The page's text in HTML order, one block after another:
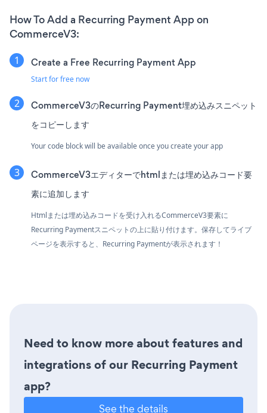
How To Add a Recurring Payment App on
CommerceV3:
Create a Free Recurring Payment App
Start for free now
CommerceV3のRecurring Payment埋め込みスニペット
をコピーします
Your code block will be available once you create your app
CommerceV3エディターでhtmlまたは埋め込みコード要
素に追加します
Htmlまたは埋め込みコードを受け入れるCommerceV3要素に
Recurring Paymentスニペットの上に貼り付けます。保存してライブ
ページを表示すると、Recurring Paymentが表示されます！
Need to know more about features and
integrations of our Recurring Payment
app?
See the details